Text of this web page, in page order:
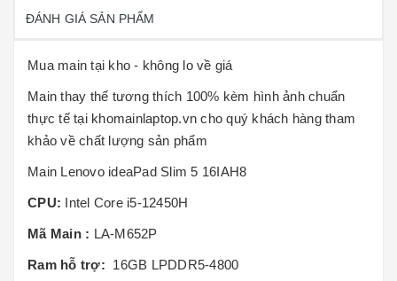
ĐÁNH GIÁ SẢN PHẨM
Mua main tại kho - không lo về giá
Main thay thế tương thích 100% kèm hình ảnh chuẩn
thực tế tại khomainlaptop.vn cho quý khách hàng tham
khảo về chất lượng sản phẩm
Main Lenovo ideaPad Slim 5 16IAH8
CPU: Intel Core i5-12450H
Mã Main : LA-M652P
Ram hỗ trợ: 16GB LPDDR5-4800